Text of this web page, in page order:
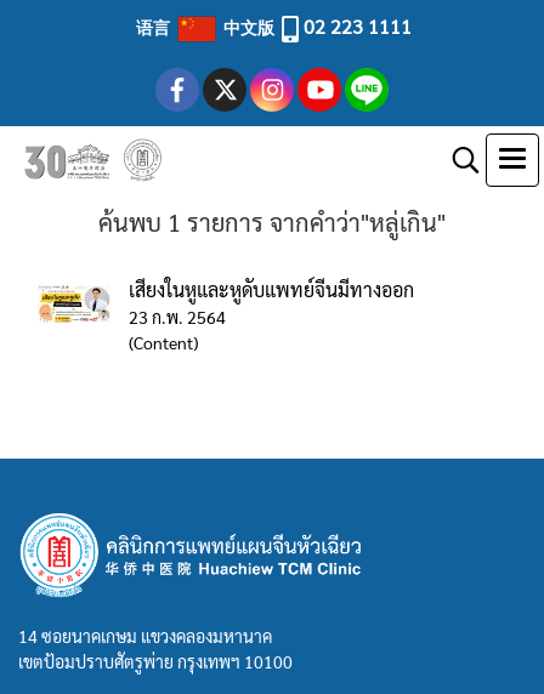
语言 中文版 02 223 1111
ค้นพบ 1 รายการ จากคำว่า"หลู่เกิน"
เสียงในหูและหูดับแพทย์จีนมีทางออก
23 ก.พ. 2564
(Content)
14 ซอยนาคเกษม แขวงคลองมหานาค
เขตป้อมปราบศัตรูพ่าย กรุงเทพฯ 10100